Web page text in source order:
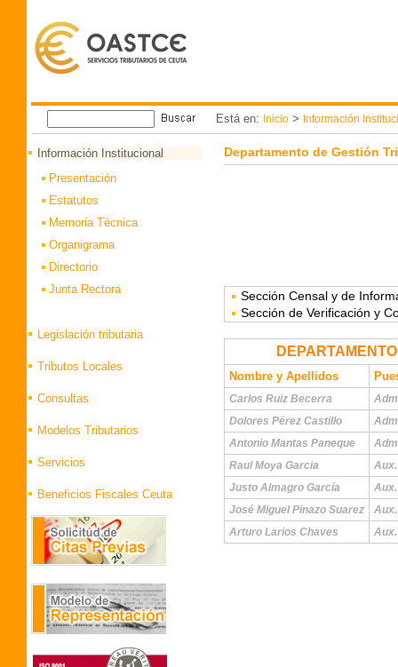
Está en: Inicio > Información
Información Institucional
Presentación
Estatutos
Memoria Técnica
Organigrama
Directorio
Junta Rectora
Legislación tributaria
Tributos Locales
Consultas
Modelos Tributarios
Servicios
Beneficios Fiscales Ceuta
Departamento de Gestión
Sección Censal y de
Sección de Verificación y
Nombre y Apellidos
Carlos Ruiz Becerra
Dolores Pérez Castillo
Antonio Mantas Paneque
Raul Moya Garcia
Justo Almagro García
José Miguel Pinazo Suarez
Arturo Larios Chaves